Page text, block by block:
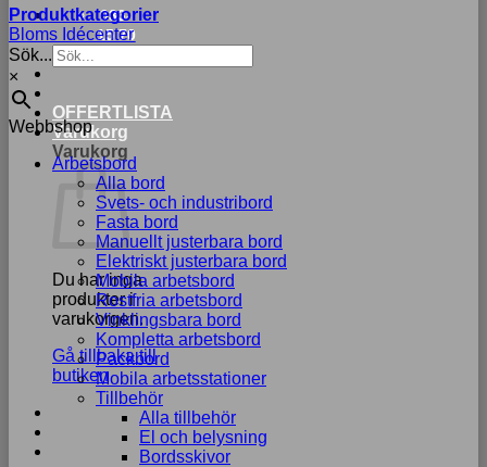
033-
15 70
OFFERTLISTA
Varukorg
Varukorg
Du har inga
produkter i
varukorgen.
Gå tillbaka till
butiken
Produktkategorier
Bloms Idécenter
Sök...
×
Webbshop
Arbetsbord
Alla bord
Svets- och industribord
Fasta bord
Manuellt justerbara bord
Elektriskt justerbara bord
Mobila arbetsbord
Rostfria arbetsbord
Vinklingsbara bord
Kompletta arbetsbord
Packbord
Mobila arbetsstationer
Tillbehör
Alla tillbehör
El och belysning
Bordsskivor